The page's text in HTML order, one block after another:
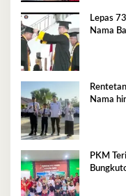
Lepas
Nama
Nama
PKM